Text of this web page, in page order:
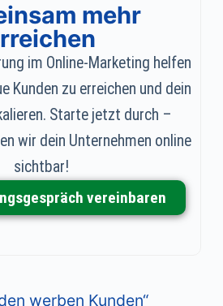
mehr
im Online-Marketing helfen
Kunden zu erreichen und dein
Starte jetzt durch –
wir dein Unternehmen online
sichtbar!
vereinbaren
werben Kunden“